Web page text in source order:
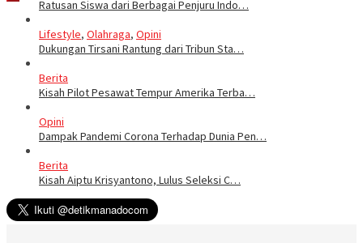
Ratusan Siswa dari Berbagai Penjuru Indo…
Lifestyle, Olahraga, Opini
Dukungan Tirsani Rantung dari Tribun Sta…
Berita
Kisah Pilot Pesawat Tempur Amerika Terba…
Opini
Dampak Pandemi Corona Terhadap Dunia Pen…
Berita
Kisah Aiptu Krisyantono, Lulus Seleksi C…